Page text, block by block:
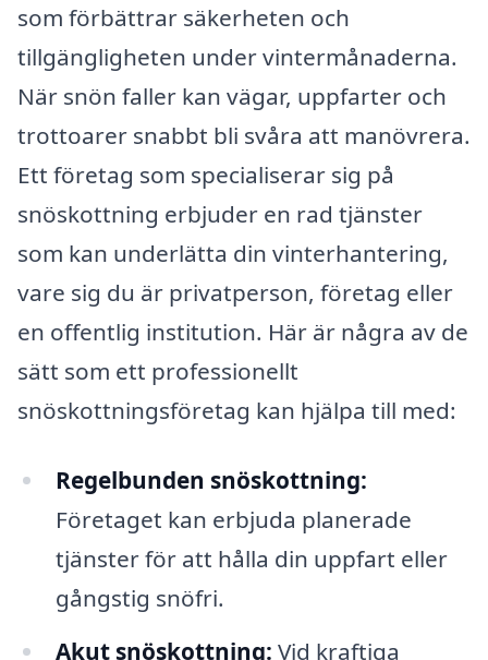
som förbättrar säkerheten och
tillgängligheten under vintermånaderna.
När snön faller kan vägar, uppfarter och
trottoarer snabbt bli svåra att manövrera.
Ett företag som specialiserar sig på
snöskottning erbjuder en rad tjänster
som kan underlätta din vinterhantering,
vare sig du är privatperson, företag eller
en offentlig institution. Här är några av de
sätt som ett professionellt
snöskottningsföretag kan hjälpa till med:
Regelbunden snöskottning:
Företaget kan erbjuda planerade
tjänster för att hålla din uppfart eller
gångstig snöfri.
Akut snöskottning: Vid kraftiga